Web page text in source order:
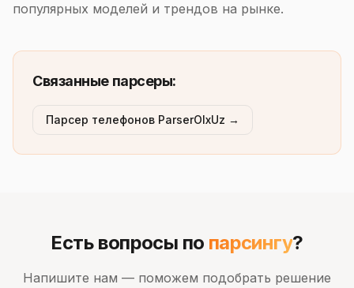
популярных моделей и трендов на рынке.
Связанные парсеры:
Парсер телефонов ParserOlxUz →
Есть вопросы по парсингу?
Напишите нам — поможем подобрать решение